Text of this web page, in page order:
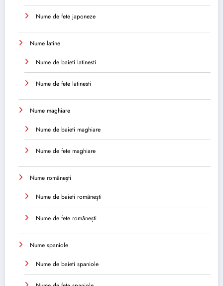
Nume de fete japoneze
Nume latine
Nume de baieti latinesti
Nume de fete latinesti
Nume maghiare
Nume de baieti maghiare
Nume de fete maghiare
Nume românești
Nume de baieti românești
Nume de fete românești
Nume spaniole
Nume de baieti spaniole